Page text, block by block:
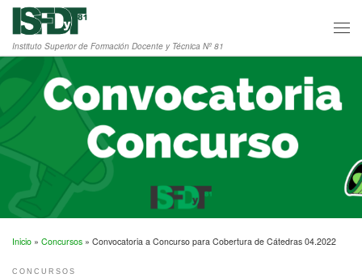
Saltar al contenido
Instituto Superior de Formación Docente y Técnica Nº 81
Inicio » Concursos » Convocatoria a Concurso para Cobertura de Cátedras 04.2022
CONCURSOS